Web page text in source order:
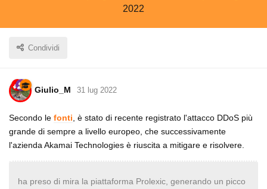
2022
Condividi
Giulio_M 31 lug 2022
Secondo le fonti , è stato di recente registrato l'attacco DDoS più
grande di sempre a livello europeo, che successivamente
l'azienda Akamai Technologies è riuscita a mitigare e risolvere.
ha preso di mira la piattaforma Prolexic, generando un picco